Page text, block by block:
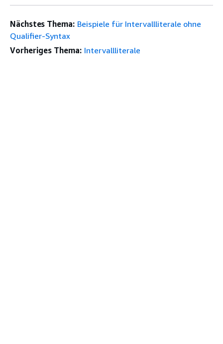
Nächstes Thema: Beispiele für Intervallliterale ohne
Qualifier-Syntax
Vorheriges Thema: Intervallliterale